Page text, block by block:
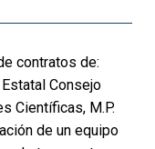
contratos de:
Consejo
Científicas, M.P.
de un equipo